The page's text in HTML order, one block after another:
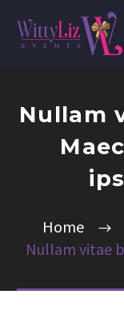
Nullam
Home
Nullam vitae